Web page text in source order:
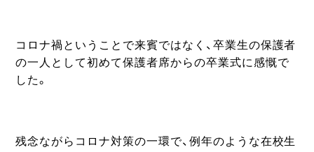
コロナ禍ということで来賓ではなく、卒業生の保護者
の一人として初めて保護者席からの卒業式に感慨で
した。
残念ながらコロナ対策の一環で、例年のような在校生